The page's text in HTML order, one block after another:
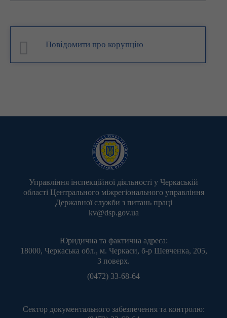
Повідомити про корупцію
Управління інспекційної діяльності у Черкаській
області Центрального міжрегіонального управління
Державної служби з питань праці
kv@dsp.gov.ua
Юридична та фактична адреса:
18000, Черкаська обл., м. Черкаси, б-р Шевченка, 205,
3 поверх.
(0472) 33-68-64
Сектор документального забезпечення та контролю: